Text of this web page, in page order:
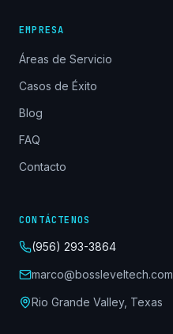
EMPRESA
Áreas de Servicio
Casos de Éxito
Blog
FAQ
Contacto
CONTÁCTENOS
(956) 293-3864
marco@bossleveltech.com
Rio Grande Valley, Texas